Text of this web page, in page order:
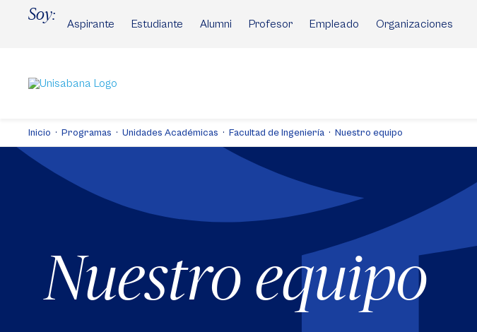
Soy:
Aspirante Estudiante Alumni Profesor Empleado Organizaciones
Inicio Programas Unidades Académicas Facultad de Ingeniería Nuestro equipo
Nuestro equipo